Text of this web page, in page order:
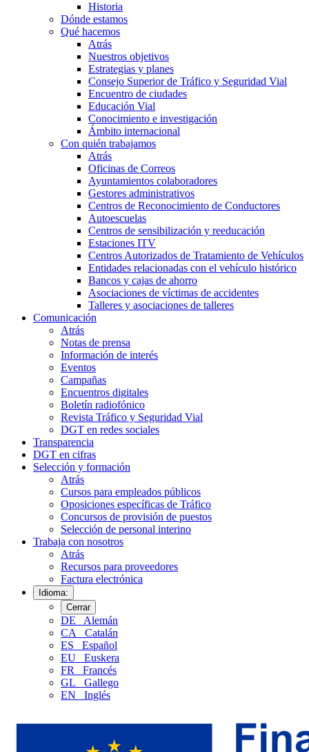
Historia
Dónde estamos
Qué hacemos
Atrás
Nuestros objetivos
Estrategias y planes
Consejo Superior de Tráfico y Seguridad Vial
Encuentro de ciudades
Educación Vial
Conocimiento e investigación
Ámbito internacional
Con quién trabajamos
Atrás
Oficinas de Correos
Ayuntamientos colaboradores
Gestores administrativos
Centros de Reconocimiento de Conductores
Autoescuelas
Centros de sensibilización y reeducación
Estaciones ITV
Centros Autorizados de Tratamiento de Vehículos
Entidades relacionadas con el vehículo histórico
Bancos y cajas de ahorro
Asociaciones de víctimas de accidentes
Talleres y asociaciones de talleres
Comunicación
Atrás
Notas de prensa
Información de interés
Eventos
Campañas
Encuentros digitales
Boletín radiofónico
Revista Tráfico y Seguridad Vial
DGT en redes sociales
Transparencia
DGT en cifras
Selección y formación
Atrás
Cursos para empleados públicos
Oposiciones específicas de Tráfico
Concursos de provisión de puestos
Selección de personal interino
Trabaja con nosotros
Atrás
Recursos para proveedores
Factura electrónica
Idioma:
Cerrar
DE
Alemán
CA
Catalán
ES
Español
EU
Euskera
FR
Francés
GL
Gallego
EN
Inglés